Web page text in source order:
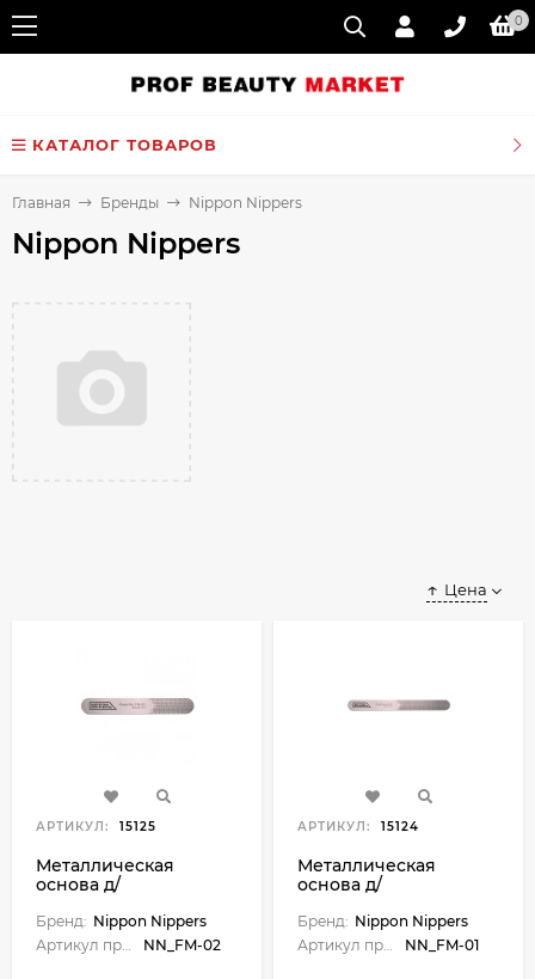
0
КАТАЛОГ ТОВАРОВ
Главная Бренды Nippon Nippers
Nippon Nippers
Цена
АРТИКУЛ: 15125
Металлическая
основа д/
(пилок д/ногтей),
130*18 мм, толщина 1
мм.
Бренд: Nippon Nippers
Артикул производителя:
NN_FM-02
АРТИКУЛ: 15124
Металлическая
основа д/
(пилок д/ногтей),
180*18 мм, толщина 1
мм.
Бренд: Nippon Nippers
Артикул производителя:
NN_FM-01